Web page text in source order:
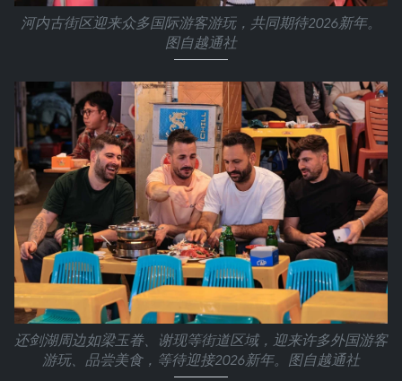
河内古街区迎来众多国际游客游玩，共同期待2026新年。
图自越通社
还剑湖周边如梁玉眷、谢现等街道区域，迎来许多外国游客
游玩、品尝美食，等待迎接2026新年。图自越通社